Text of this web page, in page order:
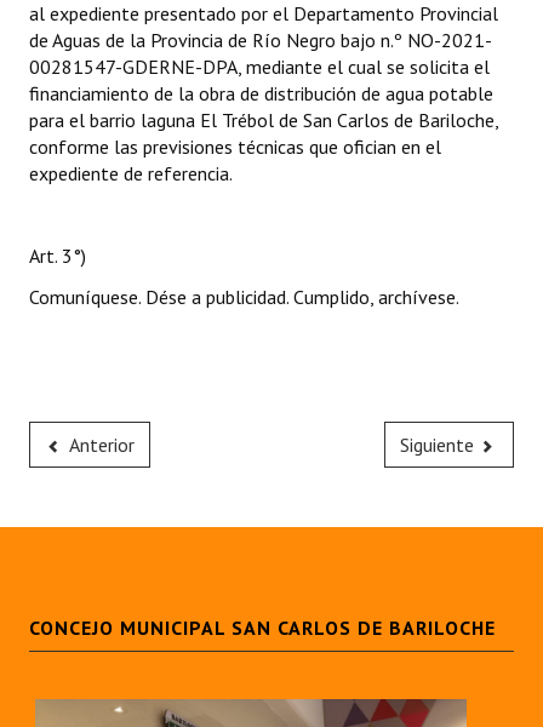
al expediente presentado por el Departamento Provincial
de Aguas de la Provincia de Río Negro bajo n.º NO-2021-
00281547-GDERNE-DPA, mediante el cual se solicita el
financiamiento de la obra de distribución de agua potable
para el barrio laguna El Trébol de San Carlos de Bariloche,
conforme las previsiones técnicas que ofician en el
expediente de referencia.
Art. 3°)
Comuníquese. Dése a publicidad. Cumplido, archívese.
Anterior Siguiente
CONCEJO MUNICIPAL SAN CARLOS DE BARILOCHE